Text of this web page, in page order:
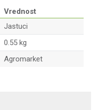
Vrednost
Jastuci
0.55 kg
Agromarket